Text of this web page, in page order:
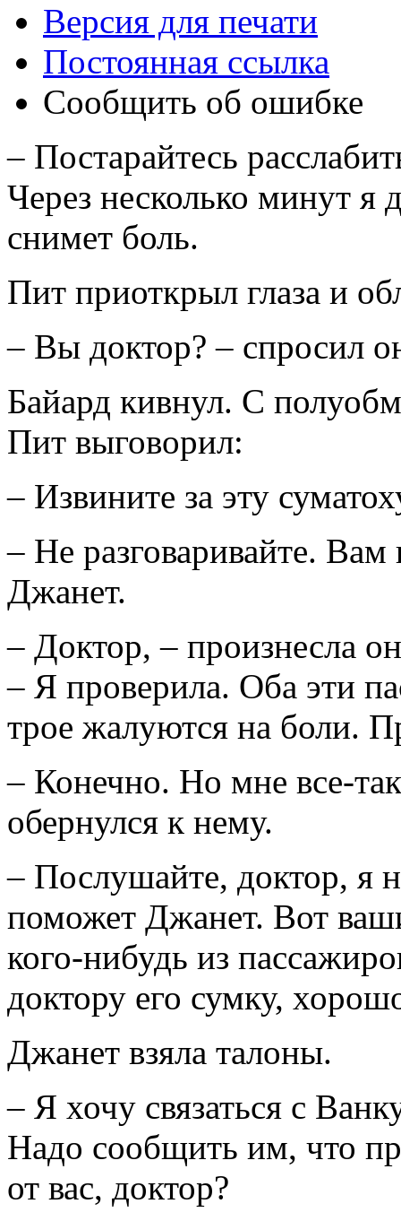
Версия для печати
Постоянная ссылка
Сообщить об ошибке
– Постарайтесь
Через несколько минут я
снимет боль.
Пит приоткрыл глаза и
– Вы доктор? – спросил
Байард кивнул. С
Пит выговорил:
– Извините за эту
– Не разговаривайте.
Джанет.
– Доктор, – произнесла
– Я проверила. Оба эти
трое жалуются на боли.
– Конечно. Но мне все-
обернулся к нему.
– Послушайте, доктор, я
поможет Джанет. Вот
кого-нибудь из
доктору его сумку,
Джанет взяла талоны.
– Я хочу связаться с
Надо сообщить им, что
от вас, доктор?